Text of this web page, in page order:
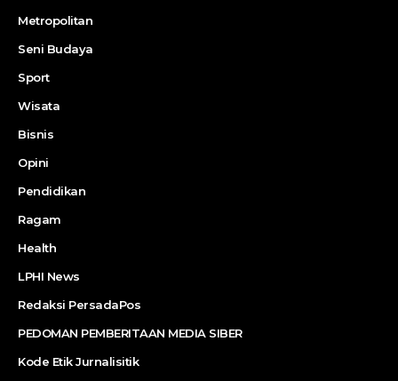
Metropolitan
Seni Budaya
Sport
Wisata
Bisnis
Opini
Pendidikan
Ragam
Health
LPHI News
Redaksi PersadaPos
PEDOMAN PEMBERITAAN MEDIA SIBER
Kode Etik Jurnalisitik